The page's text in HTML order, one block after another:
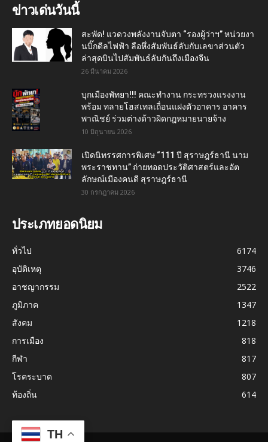
ข่าวเด่นวันนี้
สะพัด! แวดวงพลังงานจับตา “รองผู้ว่าฯ” หน่วยงา
นบิ๊กดีลไฟฟ้า ลือหึ่งสัมพันธ์ลับกับเลขาส่วนตัว
ล่าสุดบินไปสัมพันธ์ลับกันถึงเมืองจีน
26 มีนาคม 2026
บุกเมืองพัทยา!!! คณะทำงาน กระทรวงแรงงาน
พร้อม ทลายโฮสเทลเถื่อนแฝงตัวอาคาร อาคาร
พาณิชย์ ร่วมต่างด้าวผิดกฎหมายนายจ้าง
10 มิถุนายน 2026
เปิดนิทรรศการพิเศษ “111 ปี สุราษฎร์ธานี นาม
พระราชทาน” ถ่ายทอดประวัติศาสตร์และอัต
ลักษณ์เมืองคนดี สุราษฎร์ธานี
30 กรกฎาคม 2026
ประเภทยอดนิยม
ทั่วไป
6174
อุบัติเหตุ
3746
อาชญากรรม
2522
ภูมิภาค
1347
สังคม
1218
การเมือง
818
กีฬา
817
โรคระบาด
807
ท้องถิ่น
614
TH